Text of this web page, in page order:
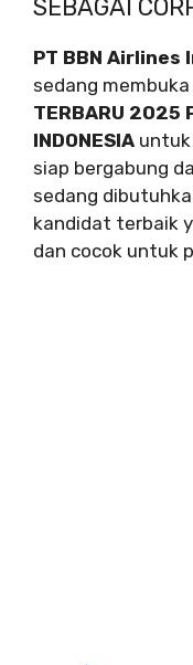
SEBAGAI
PT BBN Airlines
sedang membuka
TERBARU 2025
INDONESIA untuk
siap bergabung
sedang
kandidat terbaik
dan cocok untuk